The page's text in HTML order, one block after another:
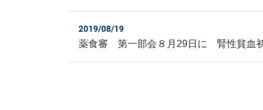
2019/08/19
薬食審 第一部会８月29日に 腎性貧血